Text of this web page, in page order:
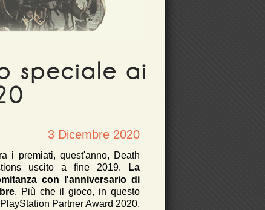
speciale ai
3 Dicembre 2020
i premiati, quest'anno, Death
uscito a fine 2019.
La
con l'anniversario di
. Più che il gioco, in questo
Partner Award 2020.